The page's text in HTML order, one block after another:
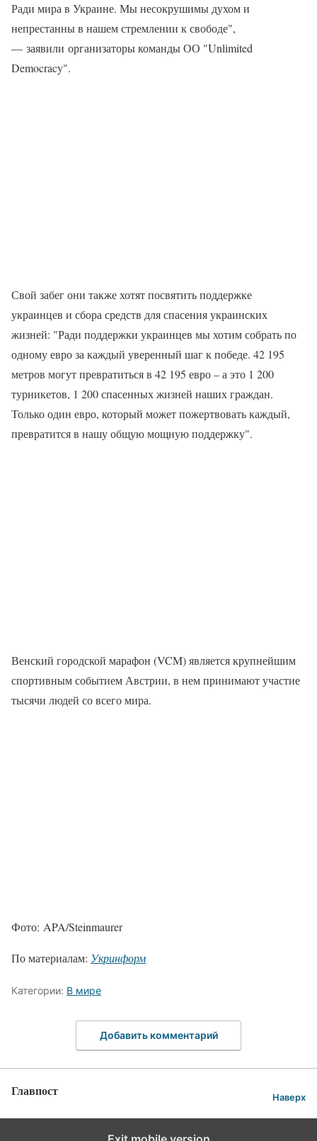
Ради мира в Украине. Мы несокрушимы духом и
непрестанны в нашем стремлении к свободе",
— заявили организаторы команды ОО "Unlimited
Democracy".
Свой забег они также хотят посвятить поддержке
украинцев и сбора средств для спасения украинских
жизней: "Ради поддержки украинцев мы хотим собрать по
одному евро за каждый уверенный шаг к победе. 42 195
метров могут превратиться в 42 195 евро – а это 1 200
турникетов, 1 200 спасенных жизней наших граждан.
Только один евро, который может пожертвовать каждый,
превратится в нашу общую мощную поддержку".
Венский городской марафон (VCM) является крупнейшим
спортивным событием Австрии, в нем принимают участие
тысячи людей со всего мира.
Фото: APA/Steinmaurer
По материалам: Укринформ
Категории: В мире
Добавить комментарий
Главпост Наверх